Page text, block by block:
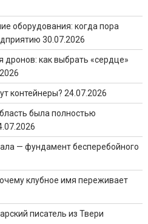
оборудования: когда пора
30.07.2026
как выбрать «сердце»
контейнеры? 24.07.2026
была полностью
— фундамент бесперебойного
клубное имя переживает
писатель из Твери